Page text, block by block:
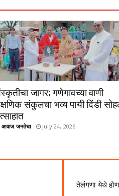
जागर; गणेगावच्या वाणी
संकुलचा भव्य पायी दिंडी
आवाज जनतेचा July 24, 2026
तेलंगणा येथे